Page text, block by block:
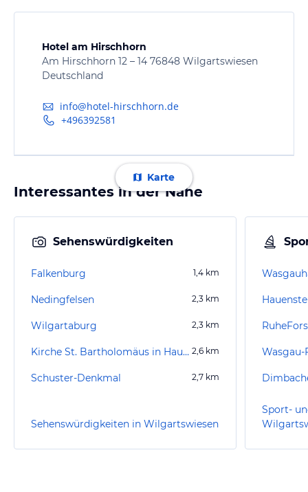
Hotel am Hirschhorn
Am Hirschhorn 12 – 14 76848 Wilgartswiesen
Deutschland
info@hotel-hirschhorn.de
+496392581
Karte
Interessantes in der Nähe
Sehenswürdigkeiten
Falkenburg 1,4 km
Nedingfelsen 2,3 km
Wilgartaburg 2,3 km
Kirche St. Bartholomäus in Hauenstein 2,6 km
Schuster-Denkmal 2,7 km
Sehenswürdigkeiten in Wilgartswiesen
Wasgau-
Sport-